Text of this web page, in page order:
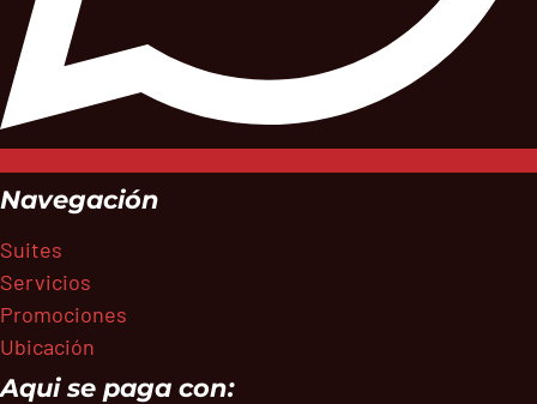
Navegación
Suites
Servicios
Promociones
Ubicación
Aqui se paga con: